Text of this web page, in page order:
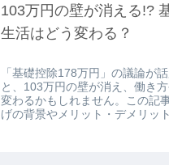
103万円の壁が消える!?
生活はどう変わる？
「基礎控除178万円」の議論が
と、103万円の壁が消え、働き
変わるかもしれません。この記
げの背景やメリット・デメリッ